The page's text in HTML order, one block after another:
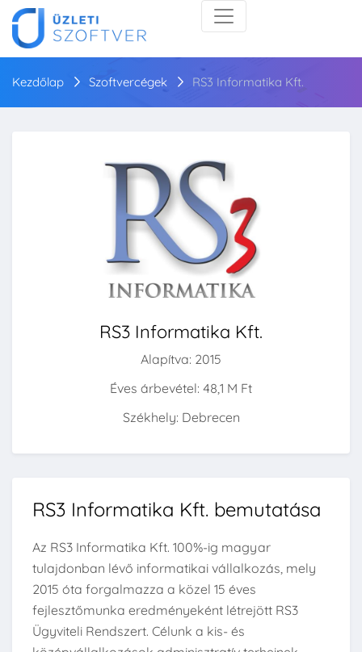
Kezdőlap Szoftvercégek RS3 Informatika Kft.
RS3 Informatika Kft.
Alapítva: 2015
Éves árbevétel: 48,1 M Ft
Székhely: Debrecen
RS3 Informatika Kft. bemutatása
Az RS3 Informatika Kft. 100%-ig magyar
tulajdonban lévő informatikai vállalkozás, mely
2015 óta forgalmazza a közel 15 éves
fejlesztőmunka eredményeként létrejött RS3
Ügyviteli Rendszert. Célunk a kis- és